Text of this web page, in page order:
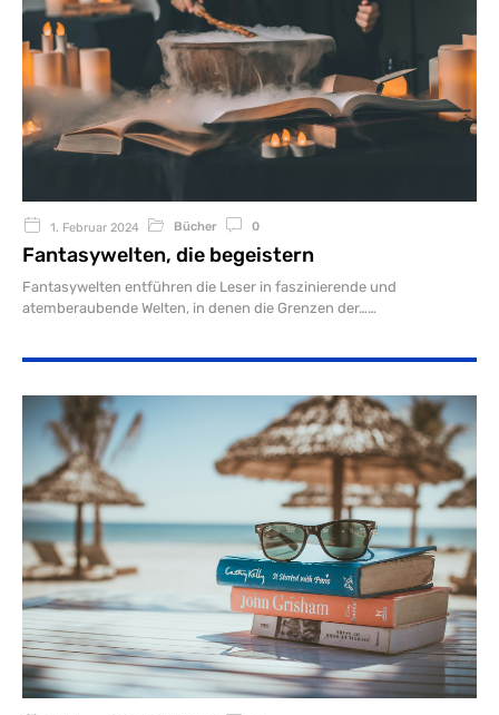
1. Februar 2024 Bücher 0
Fantasywelten, die begeistern
Fantasywelten entführen die Leser in faszinierende und
atemberaubende Welten, in denen die Grenzen der…